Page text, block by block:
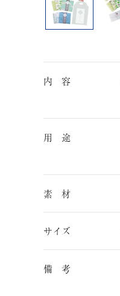
内 容
用 途
素 材
サイズ
備 考